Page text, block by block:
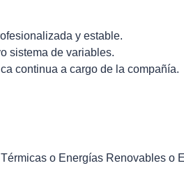
y estable.
sistema de variables.
continua a cargo de la compañía.
o Energías Renovables o